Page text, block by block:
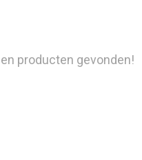
producten gevonden!